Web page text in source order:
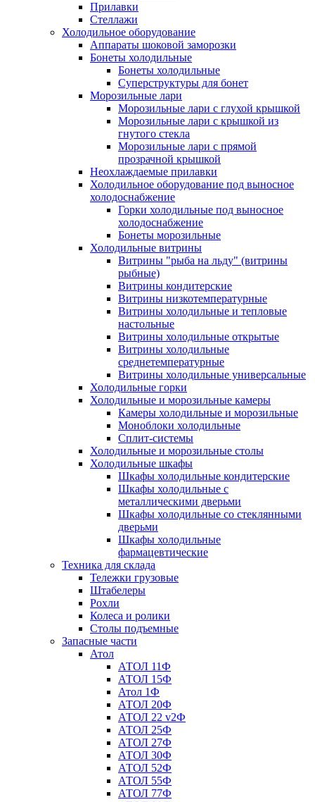
Прилавки
Стеллажи
Холодильное оборудование
Аппараты шоковой заморозки
Бонеты холодильные
Бонеты холодильные
Суперструктуры для бонет
Морозильные лари
Морозильные лари с глухой крышкой
Морозильные лари с крышкой из
гнутого стекла
Морозильные лари с прямой
прозрачной крышкой
Неохлаждаемые прилавки
Холодильное оборудование под выносное
холодоснабжение
Горки холодильные под выносное
холодоснабжение
Бонеты морозильные
Холодильные витрины
Витрины "рыба на льду" (витрины
рыбные)
Витрины кондитерские
Витрины низкотемпературные
Витрины холодильные и тепловые
настольные
Витрины холодильные открытые
Витрины холодильные
среднетемпературные
Витрины холодильные универсальные
Холодильные горки
Холодильные и морозильные камеры
Камеры холодильные и морозильные
Моноблоки холодильные
Сплит-системы
Холодильные и морозильные столы
Холодильные шкафы
Шкафы холодильные кондитерские
Шкафы холодильные с
металлическими дверьми
Шкафы холодильные со стеклянными
дверьми
Шкафы холодильные
фармацевтические
Техника для склада
Тележки грузовые
Штабелеры
Рохли
Колеса и ролики
Столы подъемные
Запасные части
Атол
АТОЛ 11Ф
АТОЛ 15Ф
Атол 1Ф
АТОЛ 20Ф
АТОЛ 22 v2Ф
АТОЛ 25Ф
АТОЛ 27Ф
АТОЛ 30Ф
АТОЛ 52Ф
АТОЛ 55Ф
АТОЛ 77Ф